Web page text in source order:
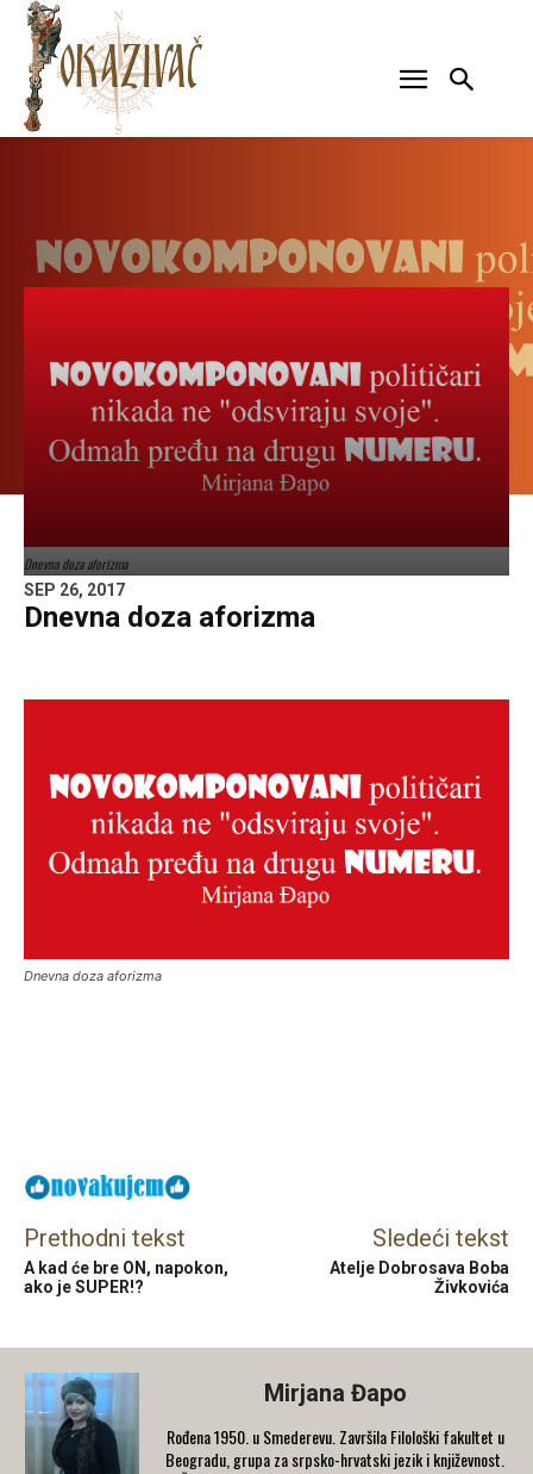
Dnevna doza aforizma
SEP 26, 2017
Dnevna doza aforizma
Dnevna doza aforizma
Prethodni tekst
A kad će bre ON, napokon,
ako je SUPER!?
Sledeći tekst
Atelje Dobrosava Boba
Živkovića
Mirjana Đapo
Rođena 1950. u Smederevu. Završila Filološki fakultet u
Beogradu, grupa za srpsko-hrvatski jezik i književnost.